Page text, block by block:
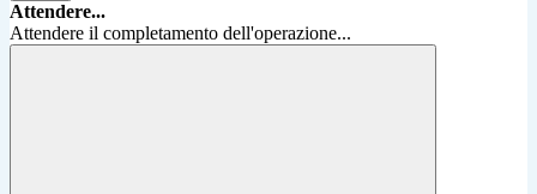
Attendere...
Attendere il completamento dell'operazione...